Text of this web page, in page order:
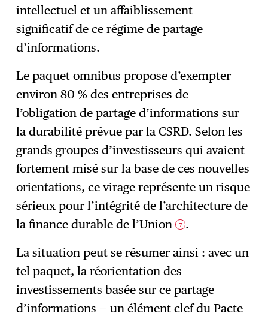
intellectuel et un affaiblissement
significatif de ce régime de partage
d’informations.
Le paquet omnibus propose d’exempter
environ 80 % des entreprises de
l’obligation de partage d’informations sur
la durabilité prévue par la CSRD. Selon les
grands groupes d’investisseurs qui avaient
fortement misé sur la base de ces nouvelles
orientations, ce virage représente un risque
sérieux pour l’intégrité de l’architecture de
la finance durable de l’Union 7 .
La situation peut se résumer ainsi : avec un
tel paquet, la réorientation des
investissements basée sur ce partage
d’informations — un élément clef du Pacte